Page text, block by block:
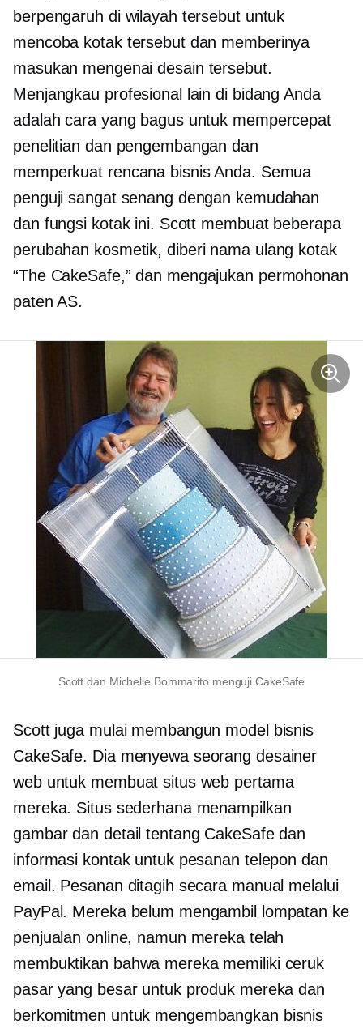
berpengaruh di wilayah tersebut untuk
mencoba kotak tersebut dan memberinya
masukan mengenai desain tersebut.
Menjangkau profesional lain di bidang Anda
adalah cara yang bagus untuk mempercepat
penelitian dan pengembangan dan
memperkuat rencana bisnis Anda. Semua
penguji sangat senang dengan kemudahan
dan fungsi kotak ini. Scott membuat beberapa
perubahan kosmetik, diberi nama ulang kotak
“The CakeSafe,” dan mengajukan permohonan
paten AS.
Scott dan Michelle Bommarito menguji CakeSafe
Scott juga mulai membangun model bisnis
CakeSafe. Dia menyewa seorang desainer
web untuk membuat situs web pertama
mereka. Situs sederhana menampilkan
gambar dan detail tentang CakeSafe dan
informasi kontak untuk pesanan telepon dan
email. Pesanan ditagih secara manual melalui
PayPal. Mereka belum mengambil lompatan ke
penjualan online, namun mereka telah
membuktikan bahwa mereka memiliki ceruk
pasar yang besar untuk produk mereka dan
berkomitmen untuk mengembangkan bisnis